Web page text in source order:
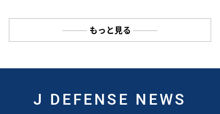
もっと見る
J DEFENSE NEWS